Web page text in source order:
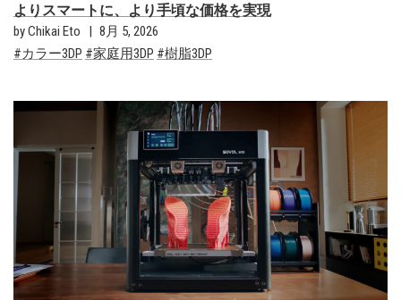
よりスマートに、より手頃な価格を実現
by Chikai Eto
8月 5, 2026
カラー3DP
家庭用3DP 樹脂3DP